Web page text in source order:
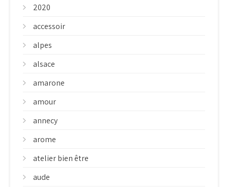
2020
accessoir
alpes
alsace
amarone
amour
annecy
arome
atelier bien être
aude